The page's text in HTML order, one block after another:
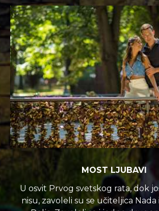
MOST LJUBAVI
U osvit Prvog svetskog rata, dok
nisu, zavoleli su se učiteljica Nada